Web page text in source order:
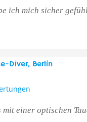
ich mich sicher
Diver, Berlin
mit einer optischen